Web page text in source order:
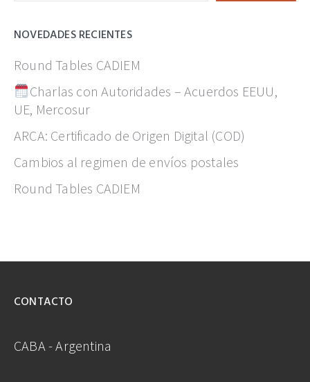
NOVEDADES RECIENTES
Round Tables CADIEM
Charlas con Autoridades – Acuerdos EEUU,
UE, Mercosur
ARCA: Certificado de Origen Digital (COD)
Cambios al regimen de envíos postales
Round Tables CADIEM
CONTACTO
CABA - Argentina